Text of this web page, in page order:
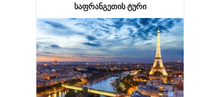
ᲡᲐᲤᲠᲐᲜᲒᲔᲗᲘᲡ ᲢᲣᲠᲘ